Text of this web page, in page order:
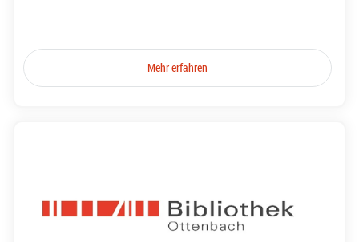
Mehr erfahren